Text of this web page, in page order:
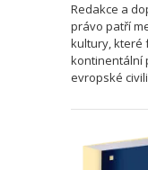
Redakce a
právo patří
kultury, které
kontinentální
evropské